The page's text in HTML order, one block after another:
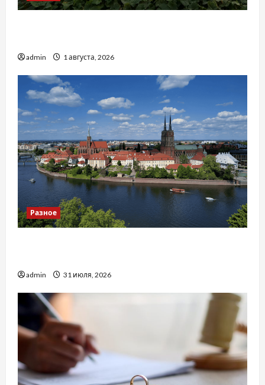
admin 1 августа, 2026
Разное
admin 31 июля, 2026